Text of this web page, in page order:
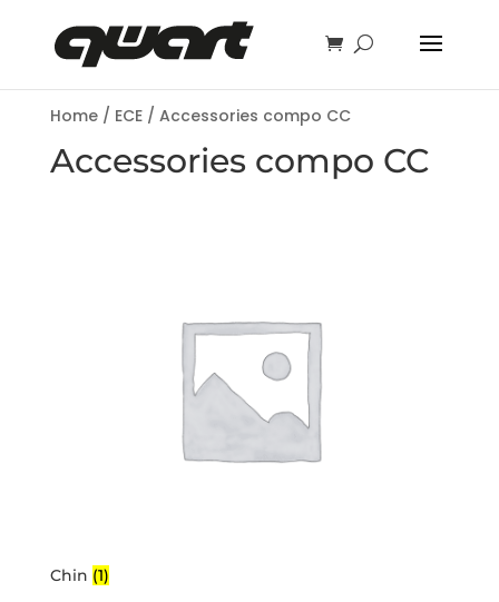
Home/ ECE/ Accessories compo CC
Accessories compo CC
Chin (1)